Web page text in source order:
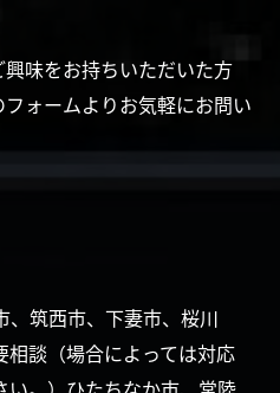
味をお持ちいただいた方
ォームよりお気軽にお問い
筑西市、下妻市、桜川
談（場合によっては対応